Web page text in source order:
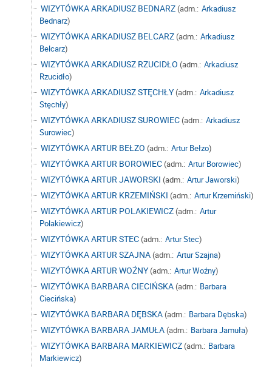
WIZYTÓWKA ARKADIUSZ BEDNARZ(adm.: Arkadiusz
Bednarz)
WIZYTÓWKA ARKADIUSZ BELCARZ(adm.: Arkadiusz
Belcarz)
WIZYTÓWKA ARKADIUSZ RZUCIDŁO (adm.: Arkadiusz
Rzucidło)
WIZYTÓWKA ARKADIUSZ STĘCHŁY(adm.: Arkadiusz
Stęchły)
WIZYTÓWKA ARKADIUSZ SUROWIEC(adm.: Arkadiusz
Surowiec)
WIZYTÓWKA ARTUR BEŁZO (adm.: Artur Bełzo)
WIZYTÓWKA ARTUR BOROWIEC(adm.: Artur Borowiec)
WIZYTÓWKA ARTUR JAWORSKI (adm.: Artur Jaworski)
WIZYTÓWKA ARTUR KRZEMIŃSKI (adm.: Artur Krzemiński)
WIZYTÓWKA ARTUR POLAKIEWICZ(adm.: Artur
Polakiewicz)
WIZYTÓWKA ARTUR STEC(adm.: Artur Stec)
WIZYTÓWKA ARTUR SZAJNA(adm.: Artur Szajna)
WIZYTÓWKA ARTUR WOŹNY(adm.: Artur Woźny)
WIZYTÓWKA BARBARA CIECIŃSKA(adm.: Barbara
Ciecińska)
WIZYTÓWKA BARBARA DĘBSKA(adm.: Barbara Dębska)
WIZYTÓWKA BARBARA JAMUŁA(adm.: Barbara Jamuła)
WIZYTÓWKA BARBARA MARKIEWICZ(adm.: Barbara
Markiewicz)